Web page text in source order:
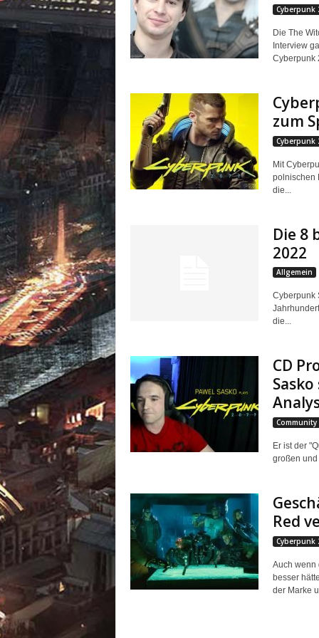
Cyberpunk
Die The
Interview
Cyberpunk
zum
Cyberpunk
Mit
polnischen
die...
Die 8
2022
Allgemein
Cyberpunk
die...
CD
Community
Er ist der
großen
Red
Cyberpunk
Auch wenn
besser
der Marke